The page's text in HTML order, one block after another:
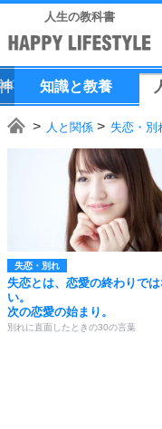
人生の教科書
知識と教養
人と関係 失恋・別
失恋・別れ
失恋とは、恋愛の終わりで
い。
次の恋愛の始まり。
別れに直面したときの30の言葉